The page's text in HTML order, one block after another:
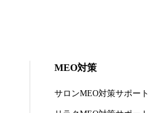
MEO対策
サロンMEO対策サポート